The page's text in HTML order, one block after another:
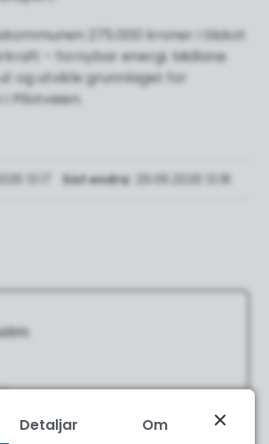
275.000 kroner i tilskot
– fornybar energi. Midlane
og utvikle grunnlaget for
Pilotveien.
13.17 Sist endra 29.06.2026 13.18
til Per Oterholm
60 50
Detaljar
Om